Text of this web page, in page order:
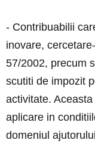
- Contribuabilii
inovare,
57/2002, precum
scutiti de impozit
activitate.
aplicare in
domeniul